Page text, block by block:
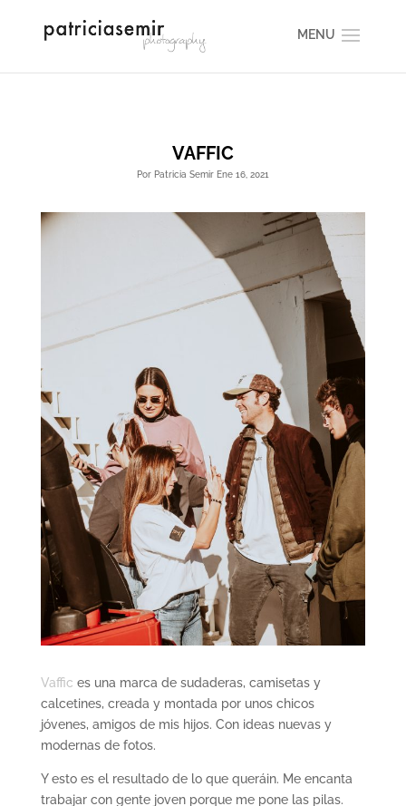
VAFFIC
Por Patricia Semir Ene 16, 2021
Vaffic es una marca de sudaderas, camisetas y
calcetines, creada y montada por unos chicos
jóvenes, amigos de mis hijos. Con ideas nuevas y
modernas de fotos.
Y esto es el resultado de lo que queráin. Me encanta
trabajar con gente joven porque me pone las pilas.